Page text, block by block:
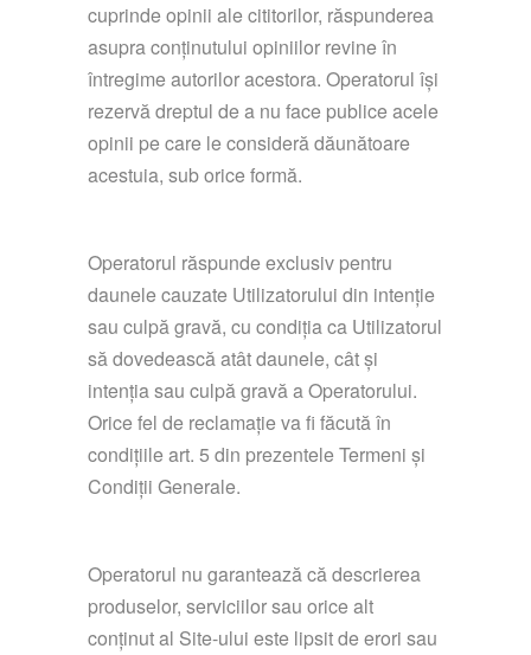
cuprinde opinii ale cititorilor, răspunderea
asupra conținutului opiniilor revine în
întregime autorilor acestora. Operatorul își
rezervă dreptul de a nu face publice acele
opinii pe care le consideră dăunătoare
acestuia, sub orice formă.
Operatorul răspunde exclusiv pentru
daunele cauzate Utilizatorului din intenție
sau culpă gravă, cu condiția ca Utilizatorul
să dovedească atât daunele, cât și
intenția sau culpă gravă a Operatorului.
Orice fel de reclamație va fi făcută în
condițiile art. 5 din prezentele Termeni și
Condiții Generale.
Operatorul nu garantează că descrierea
produselor, serviciilor sau orice alt
conținut al Site-ului este lipsit de erori sau